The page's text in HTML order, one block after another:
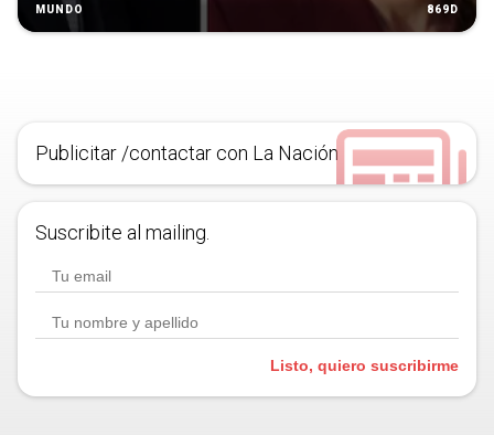
MUNDO 869D
Publicitar /contactar con La Nación
Suscribite al mailing.
Listo, quiero suscribirme